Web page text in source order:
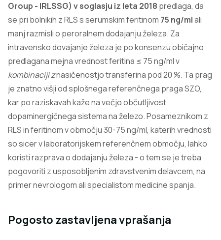
Group - IRLSSG) v soglasju iz leta 2018 predlaga, da
se pri bolnikih z RLS s serumskim feritinom 75 ng/mlali
manj razmisli o peroralnem dodajanju železa. Za
intravensko dovajanje železa je po konsenzu običajno
predlagana mejna vrednost feritina ≤ 75 ng/ml v
kombinaciji znasičenostjo transferina pod 20 %. Ta prag
je znatno višji od splošnega referenčnega praga SZO,
kar po raziskavah kaže na večjo občutljivost
dopaminergičnega sistema na železo. Posameznikom z
RLS in feritinom v območju 30-75 ng/ml, katerih vrednosti
so sicer v laboratorijskem referenčnem območju, lahko
koristi razprava o dodajanju železa - o tem se je treba
pogovoriti z usposobljenim zdravstvenim delavcem, na
primer nevrologom ali specialistom medicine spanja.
Pogosto zastavljena vprašanja